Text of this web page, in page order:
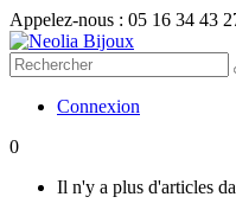
Appelez-nous : 05 16 34 43
Connexion
0
Il n'y a plus d'articles